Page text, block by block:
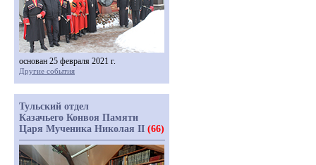
основан 25 февраля 2021 г.
Другие события
Тульский отдел
Казачьего Конвоя Памяти
Царя Мученика Николая II (66)